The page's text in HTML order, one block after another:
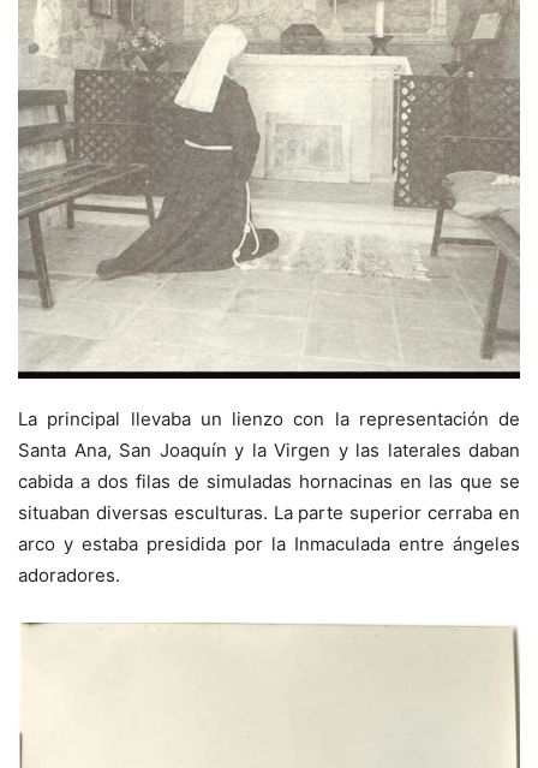
La principal llevaba un lienzo con la representación de
Santa Ana, San Joaquín y la Virgen y las laterales daban
cabida a dos filas de simuladas hornacinas en las que se
situaban diversas esculturas. La parte superior cerraba en
arco y estaba presidida por la Inmaculada entre ángeles
adoradores.